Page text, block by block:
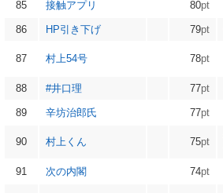
85 接触アプリ 80pt
86 HP引き下げ 79pt
87 村上54号 78pt
88 #井口理 77pt
89 辛坊治郎氏 77pt
90 村上くん 75pt
91 次の内閣 74pt